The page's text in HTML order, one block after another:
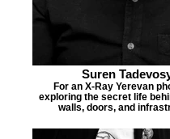
Suren
For an X-Ray Yerevan
exploring the secret life
walls, doors, and